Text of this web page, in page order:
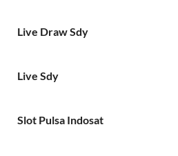
Live Draw Sdy
Live Sdy
Slot Pulsa Indosat